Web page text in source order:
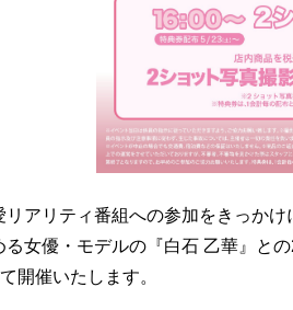
リアリティ番組への参加をきっか
る女優・モデルの『白石 乙華』と
開催いたします。